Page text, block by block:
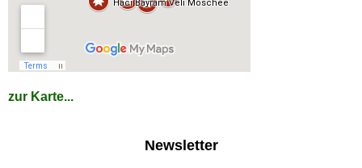
zur Karte...
Newsletter